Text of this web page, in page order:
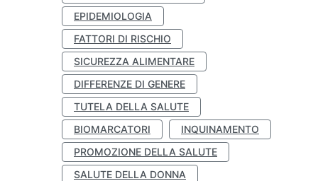
EPIDEMIOLOGIA
FATTORI DI RISCHIO
SICUREZZA ALIMENTARE
DIFFERENZE DI GENERE
TUTELA DELLA SALUTE
BIOMARCATORI
INQUINAMENTO
PROMOZIONE DELLA SALUTE
SALUTE DELLA DONNA